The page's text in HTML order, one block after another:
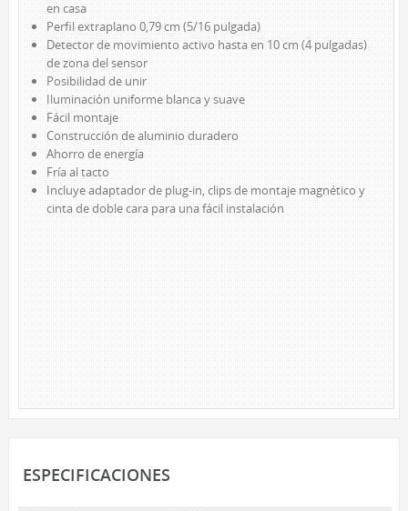
LED DE TRABAJO
NOVEDADES
LÁMPARAS DE LECTURA
LÁMPARAS TÁCTILES
LUCES DE AMBIENTE
ACCESORIOS DE ALIMENTACIÓN
CABLES DE EXTENSIÓN
L’IMAGE HOME
en casa
Perfil extraplano 0,79 cm (5/16 pulgada)
Detector de movimiento activo hasta en 10 cm (4 pulgadas)
de zona del sensor
Posibilidad de unir
Iluminación uniforme blanca y suave
Fácil montaje
Construcción de aluminio duradero
Ahorro de energía
Fría al tacto
Incluye adaptador de plug-in, clips de montaje magnético y
cinta de doble cara para una fácil instalación
ESPECIFICACIONES